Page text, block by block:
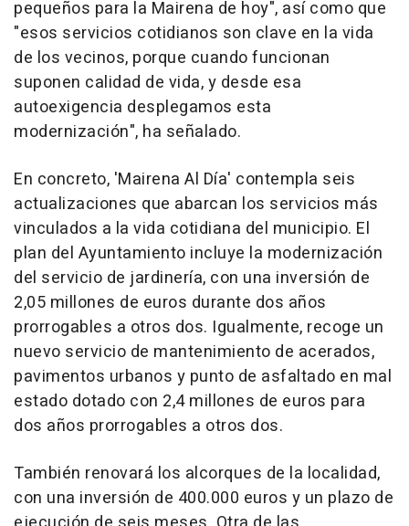
pequeños para la Mairena de hoy", así como que
"esos servicios cotidianos son clave en la vida
de los vecinos, porque cuando funcionan
suponen calidad de vida, y desde esa
autoexigencia desplegamos esta
modernización", ha señalado.
En concreto, 'Mairena Al Día' contempla seis
actualizaciones que abarcan los servicios más
vinculados a la vida cotidiana del municipio. El
plan del Ayuntamiento incluye la modernización
del servicio de jardinería, con una inversión de
2,05 millones de euros durante dos años
prorrogables a otros dos. Igualmente, recoge un
nuevo servicio de mantenimiento de acerados,
pavimentos urbanos y punto de asfaltado en mal
estado dotado con 2,4 millones de euros para
dos años prorrogables a otros dos.
También renovará los alcorques de la localidad,
con una inversión de 400.000 euros y un plazo de